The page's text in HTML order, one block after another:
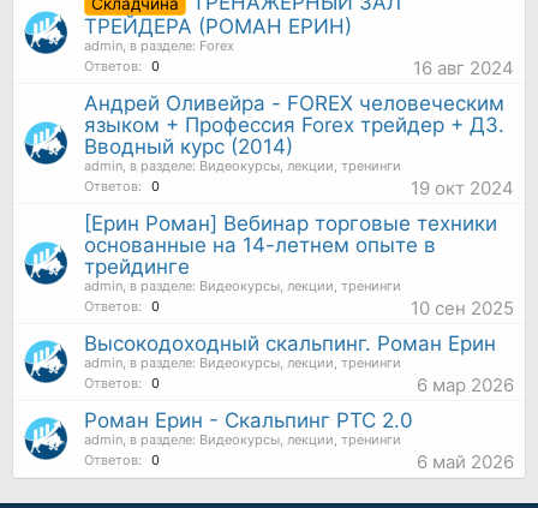
ТРЕЙДЕРА (РОМАН ЕРИН)
admin , в разделе: Forex
Ответов:
0 16 авг 2024
Андрей Оливейра - FOREX человеческим
языком + Профессия Forex трейдер + ДЗ.
Вводный курс (2014)
admin , в разделе: Видеокурсы, лекции, тренинги
Ответов:
0 19 окт 2024
[Ерин Роман] Вебинар торговые техники
основанные на 14-летнем опыте в
трейдинге
admin , в разделе: Видеокурсы, лекции, тренинги
Ответов:
0 10 сен 2025
Высокодоходный скальпинг. Роман Ерин
admin , в разделе: Видеокурсы, лекции, тренинги
Ответов:
0 6 мар 2026
Роман Ерин - Скальпинг РТС 2.0
admin , в разделе: Видеокурсы, лекции, тренинги
Ответов:
0 6 май 2026